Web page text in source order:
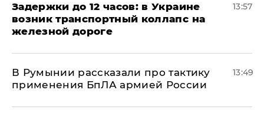
Задержки до 12 часов: в Украине
возник транспортный коллапс на
железной дороге
13:57
В Румынии рассказали про тактику
применения БпЛА армией России
13:49